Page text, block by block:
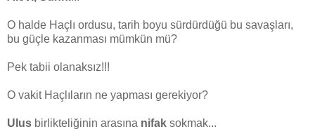
O halde Haçlı ordusu, tarih boyu sürdürdüğü bu savaşları,
bu güçle kazanması mümkün mü?
Pek tabii olanaksız!!!
O vakit Haçlıların ne yapması gerekiyor?
Ulus birlikteliğinin arasına nifak sokmak...